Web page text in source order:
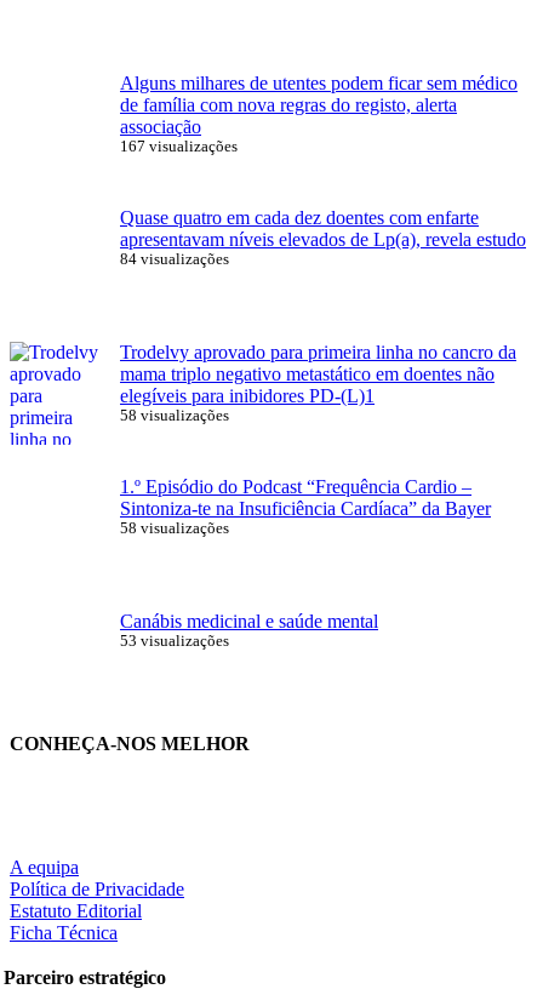
Alguns milhares de utentes podem ficar sem médico
de família com nova regras do registo, alerta
associação
167 visualizações
Quase quatro em cada dez doentes com enfarte
apresentavam níveis elevados de Lp(a), revela estudo
84 visualizações
Trodelvy aprovado para primeira linha no cancro da
mama triplo negativo metastático em doentes não
elegíveis para inibidores PD-(L)1
58 visualizações
1.º Episódio do Podcast “Frequência Cardio –
Sintoniza-te na Insuficiência Cardíaca” da Bayer
58 visualizações
Canábis medicinal e saúde mental
53 visualizações
CONHEÇA-NOS MELHOR
A equipa
Política de Privacidade
Estatuto Editorial
Ficha Técnica
Parceiro estratégico